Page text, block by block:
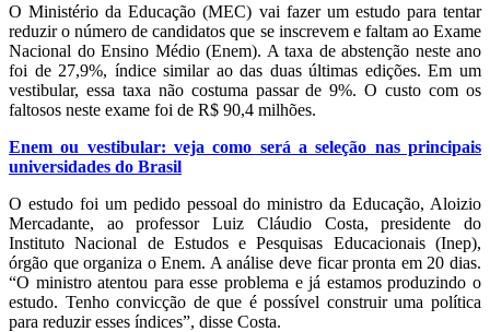
O Ministério da Educação (MEC) vai fazer um estudo para tentar
reduzir o número de candidatos que se inscrevem e faltam ao Exame
Nacional do Ensino Médio (Enem). A taxa de abstenção neste ano
foi de 27,9%, índice similar ao das duas últimas edições. Em um
vestibular, essa taxa não costuma passar de 9%. O custo com os
faltosos neste exame foi de R$ 90,4 milhões.
Enem ou vestibular: veja como será a seleção nas principais
universidades do Brasil
O estudo foi um pedido pessoal do ministro da Educação, Aloizio
Mercadante, ao professor Luiz Cláudio Costa, presidente do
Instituto Nacional de Estudos e Pesquisas Educacionais (Inep),
órgão que organiza o Enem. A análise deve ficar pronta em 20 dias.
“O ministro atentou para esse problema e já estamos produzindo o
estudo. Tenho convicção de que é possível construir uma política
para reduzir esses índices”, disse Costa.